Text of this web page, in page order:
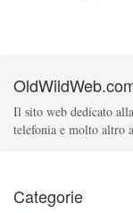
Il sito web dedicato
telefonia e molto altro
Categorie